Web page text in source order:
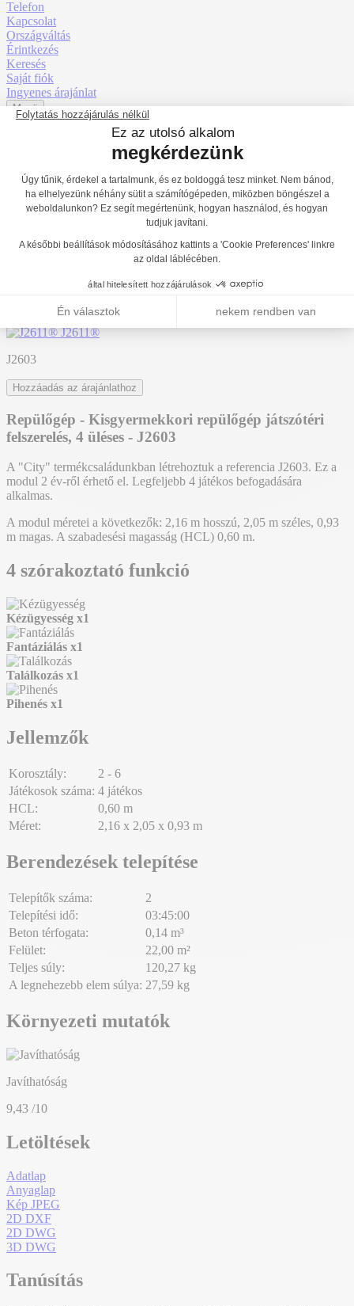
Telefon
Kapcsolat
Országváltás
Érintkezés
Keresés
Saját fiók
Ingyenes árajánlat
Menü
Motor befogadás
3
Mentális befogadás
Vissza a listához
J2611®
J2603
Hozzáadás az árajánlathoz
Repülőgép - Kisgyermekkori repülőgép játszótéri
felszerelés, 4 üléses - J2603
A "City" termékcsaládunkban létrehoztuk a referencia J2603. Ez a
modul 2 év-ről érhető el. Legfeljebb 4 játékos befogadására
alkalmas.
A modul méretei a következők: 2,16 m hosszú, 2,05 m széles, 0,93
m magas. A szabadesési magasság (HCL) 0,60 m.
4 szórakoztató funkció
Kézügyesség x1
Fantáziálás x1
Találkozás x1
Pihenés x1
Jellemzők
Korosztály:
2 - 6
Játékosok száma: 4 játékos
HCL:
0,60 m
Méret:
2,16 x 2,05 x 0,93 m
Berendezések telepítése
Telepítők száma:
2
Telepítési idő:
03:45:00
Beton térfogata:
0,14 m³
Felület:
22,00 m²
Teljes súly:
120,27 kg
A legnehezebb elem súlya: 27,59 kg
Környezeti mutatók
Javíthatóság
9,43 /10
Letöltések
Adatlap
Anyaglap
Kép JPEG
2D DXF
2D DWG
3D DWG
Tanúsítás